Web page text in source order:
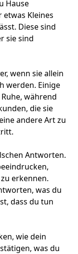
Hause
Kleines
Diese sind
sie sind
wenn sie allein
werden. Einige
während
die sie
andere Art zu
.
Antworten.
zu erkennen.
was du
dass du tun
wie dein
was du